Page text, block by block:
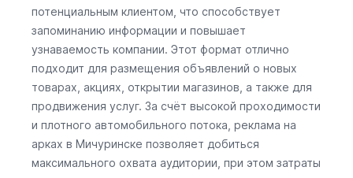
потенциальным клиентом, что способствует
запоминанию информации и повышает
узнаваемость компании. Этот формат отлично
подходит для размещения объявлений о новых
товарах, акциях, открытии магазинов, а также для
продвижения услуг. За счёт высокой проходимости
и плотного автомобильного потока, реклама на
арках в Мичуринске позволяет добиться
максимального охвата аудитории, при этом затраты